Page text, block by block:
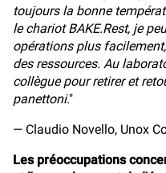
toujours la bonne
le chariot BAKE.Rest, je
opérations plus
des ressources. Au
collègue pour retirer et
panettoni."
— Claudio Novello, Unox
Les préoccupations